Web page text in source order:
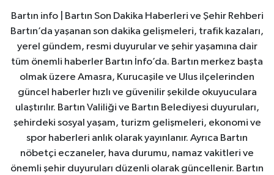
Bartın info | Bartın Son Dakika Haberleri ve Şehir Rehberi
Bartın’da yaşanan son dakika gelişmeleri, trafik kazaları,
yerel gündem, resmi duyurular ve şehir yaşamına dair
tüm önemli haberler Bartın İnfo’da. Bartın merkez başta
olmak üzere Amasra, Kurucaşile ve Ulus ilçelerinden
güncel haberler hızlı ve güvenilir şekilde okuyuculara
ulaştırılır. Bartın Valiliği ve Bartın Belediyesi duyuruları,
şehirdeki sosyal yaşam, turizm gelişmeleri, ekonomi ve
spor haberleri anlık olarak yayınlanır. Ayrıca Bartın
nöbetçi eczaneler, hava durumu, namaz vakitleri ve
önemli şehir duyuruları düzenli olarak güncellenir. Bartın